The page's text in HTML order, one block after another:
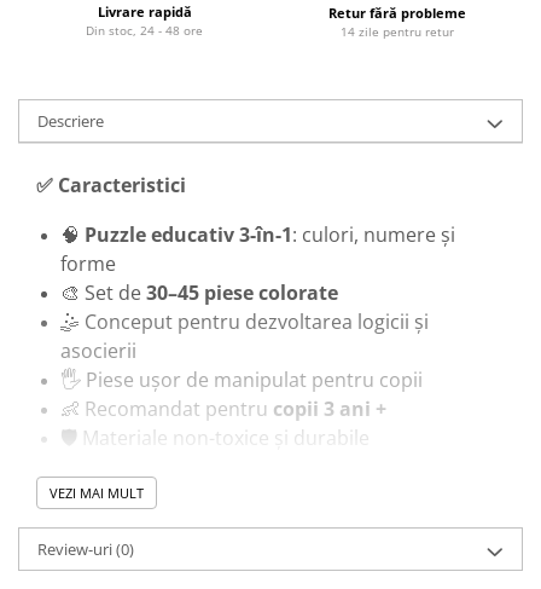
Livrare rapidă
Din stoc, 24 - 48 ore
Retur fără probleme
14 zile pentru retur
Descriere
✅ Caracteristici
🧠 Puzzle educativ 3-în-1: culori, numere și
forme
🎨 Set de30–45 piese colorate
🤹 Conceput pentru dezvoltarea logicii și
asocierii
🖐️ Piese ușor de manipulat pentru copii
👶 Recomandat pentru copii 3 ani +
🛡️ Materiale non-toxice și durabile
✋Dezvoltă coordonarea mână-ochi și
VEZI MAI MULT
Review-uri(0)